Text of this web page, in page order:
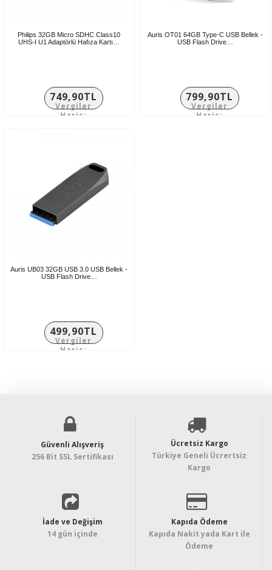
Philips 32GB Micro SDHC Class10
UHS-I U1 Adaptörlü Hafıza Kartı…
749,90TL
Vergiler
Hariç:
Auris OT01 64GB Type-C USB Bellek -
USB Flash Drive…
799,90TL
Vergiler
Hariç:
Auris UB03 32GB USB 3.0 USB Bellek -
USB Flash Drive…
499,90TL
Vergiler
Hariç:
Güvenli Alışveriş
256 Bit SSL Sertifikası
Ücretsiz Kargo
Türkiye Geneli Ücrertsiz
Kargo
İade ve Değişim
14 gün içinde
Kapıda Ödeme
Kapıda Nakit yada Kart ile
Ödeme